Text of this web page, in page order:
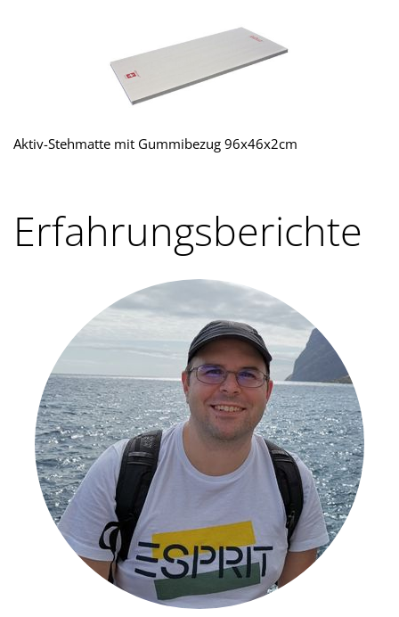
Aktiv-Stehmatte mit Gummibezug 96x46x2cm
Erfahrungsberichte